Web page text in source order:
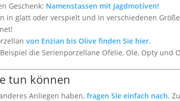
Geschenk: Namenstassen mit Jagdmotiven!
in glatt oder verspielt und in verschiedenen
von Enzian bis Olive finden Sie hier.
die Serienporzellane Ofelie, Ole, Opty und
tun können
Anliegen haben,fragen Sie einfach nach.